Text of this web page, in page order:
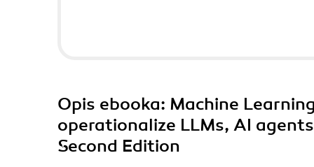
Opis ebooka: Machine
operationalize LLMs, AI
Second Edition